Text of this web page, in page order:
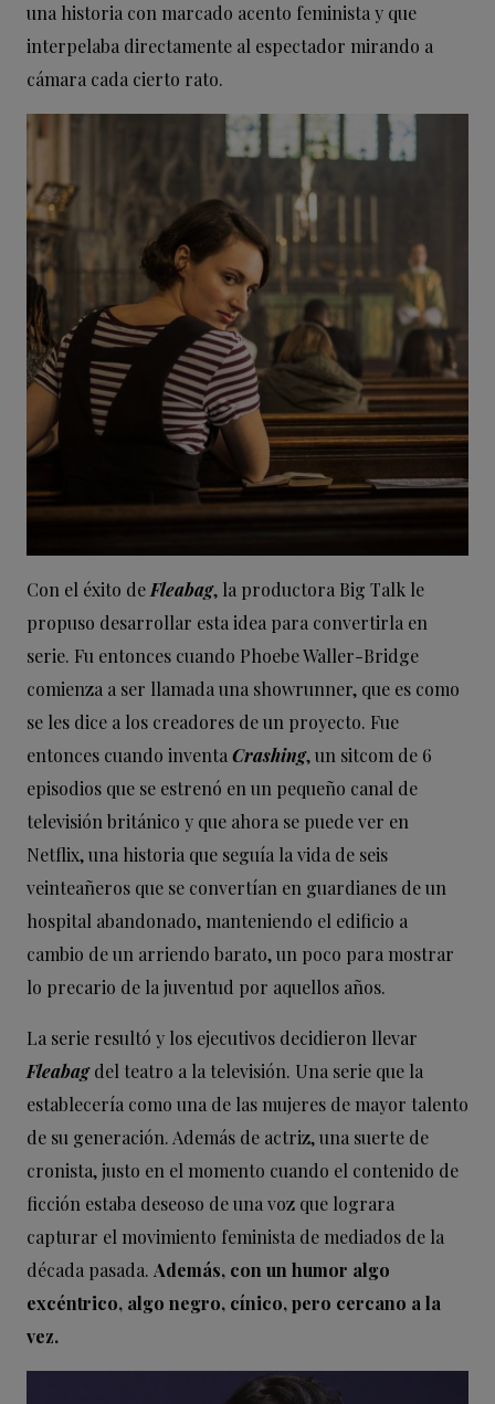
una historia con marcado acento feminista y que
interpelaba directamente al espectador mirando a
cámara cada cierto rato.
Con el éxito de Fleabag, la productora Big Talk le
propuso desarrollar esta idea para convertirla en
serie. Fu entonces cuando Phoebe Waller-Bridge
comienza a ser llamada una showrunner, que es como
se les dice a los creadores de un proyecto. Fue
entonces cuando inventa Crashing, un sitcom de 6
episodios que se estrenó en un pequeño canal de
televisión británico y que ahora se puede ver en
Netflix, una historia que seguía la vida de seis
veinteañeros que se convertían en guardianes de un
hospital abandonado, manteniendo el edificio a
cambio de un arriendo barato, un poco para mostrar
lo precario de la juventud por aquellos años.
La serie resultó y los ejecutivos decidieron llevar
Fleabagdel teatro a la televisión. Una serie que la
establecería como una de las mujeres de mayor talento
de su generación. Además de actriz, una suerte de
cronista, justo en el momento cuando el contenido de
ficción estaba deseoso de una voz que lograra
capturar el movimiento feminista de mediados de la
década pasada. Además, con un humor algo
excéntrico, algo negro, cínico, pero cercano a la
vez.